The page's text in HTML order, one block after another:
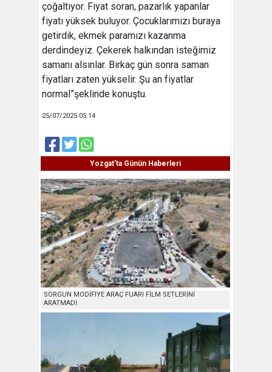
çoğaltıyor. Fiyat soran, pazarlık yapanlar
fiyatı yüksek buluyor. Çocuklarımızı buraya
getirdik, ekmek paramızı kazanma
derdindeyiz. Çekerek halkından isteğimiz
samanı alsınlar. Birkaç gün sonra saman
fiyatları zaten yükselir. Şu an fiyatlar
normal”şeklinde konuştu.
25/07/2025 05:14
Yozgat'ta Günün Haberleri
SORGUN MODİFİYE ARAÇ FUARI FİLM SETLERİNİ
ARATMADI